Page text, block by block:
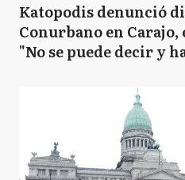
Katopodis denunció
Conurbano en Carajo,
"No se puede decir y